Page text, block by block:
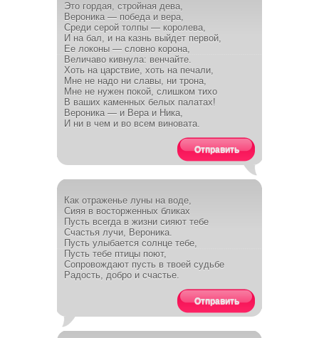
Это гордая, стройная дева,
Вероника — победа и вера,
Среди серой толпы — королева,
И на бал, и на казнь выйдет первой,
Ее локоны — словно корона,
Величаво кивнула: венчайте.
Хоть на царствие, хоть на печали,
Мне не надо ни славы, ни трона,
Мне не нужен покой, слишком тихо
В ваших каменных белых палатах!
Вероника — и Вера и Ника,
И ни в чем и во всем виновата.
Отправить
Как отраженье луны на воде,
Сияя в восторженных бликах
Пусть всегда в жизни сияют тебе
Счастья лучи, Вероника.
Пусть улыбается солнце тебе,
Пусть тебе птицы поют,
Сопровождают пусть в твоей судьбе
Радость, добро и счастье.
Отправить